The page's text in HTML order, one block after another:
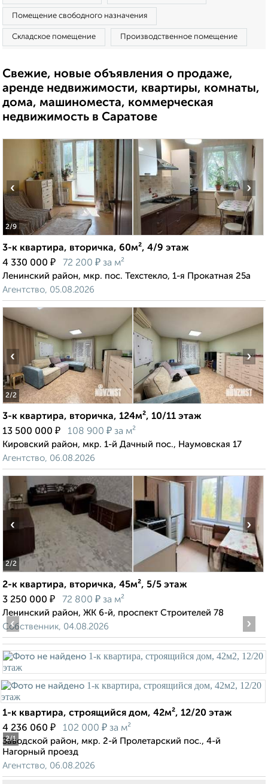
Помещение свободного назначения
Складское помещение Производственное помещение
Свежие, новые объявления о продаже,
аренде недвижимости, квартиры, комнаты,
дома, машиноместа, коммерческая
недвижимость в Саратове
2/9
‹ ›
3-к квартира, вторичка, 60м², 4/9 этаж
4 330 000 ₽ 72 200 ₽ за м²
Ленинский район, мкр. пос. Техстекло, 1-я Прокатная 25а
Агентство, 05.08.2026
2/2
‹ ›
3-к квартира, вторичка, 124м², 10/11 этаж
13 500 000 ₽ 108 900 ₽ за м²
Кировский район, мкр. 1-й Дачный пос., Наумовская 17
Агентство, 06.08.2026
2/2
‹ ›
2-к квартира, вторичка, 45м², 5/5 этаж
3 250 000 ₽ 72 800 ₽ за м²
Ленинский район, ЖК 6-й, проспект Строителей 78
Собственник, 04.08.2026
2/1
‹ ›
1-к квартира, строящийся дом, 42м², 12/20 этаж
4 236 060 ₽ 102 000 ₽ за м²
Заводской район, мкр. 2-й Пролетарский пос., 4-й
Нагорный проезд
Агентство, 06.08.2026